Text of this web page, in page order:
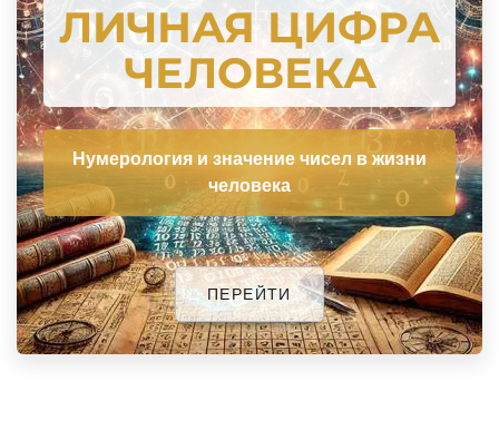
ЛИЧНАЯ ЦИФРА
ЧЕЛОВЕКА
Нумерология и значение чисел в жизни
человека
ПЕРЕЙТИ